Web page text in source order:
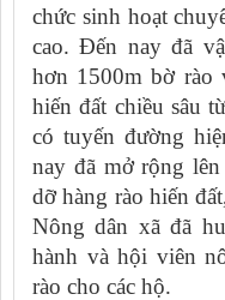
chức sinh hoạt
cao. Đến nay đã
hơn 1500m bờ rào
hiến đất chiều sâu
có tuyến đường
nay đã mở rộng
dỡ hàng rào hiến
Nông dân xã đã
hành và hội viên
rào cho các hộ.